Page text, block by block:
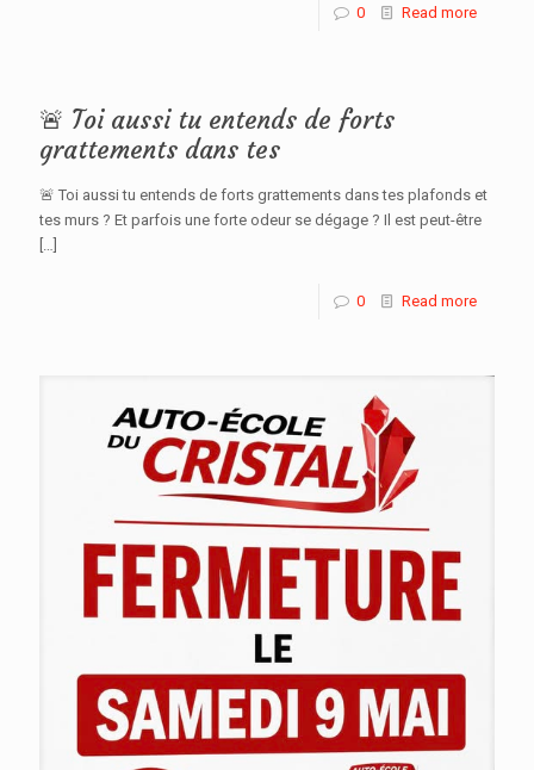
0 Read more
🚨 Toi aussi tu entends de forts
grattements dans tes
🚨 Toi aussi tu entends de forts grattements dans tes plafonds et
tes murs ? Et parfois une forte odeur se dégage ? Il est peut-être
[…]
0 Read more